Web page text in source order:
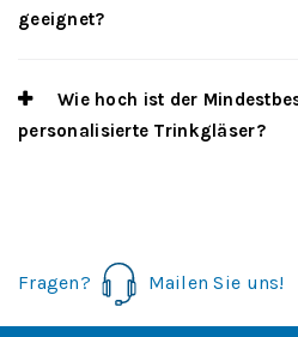
geeignet?
Wie hoch ist der
personalisierte Trinkgläser?
Fragen? Mailen Sie uns!